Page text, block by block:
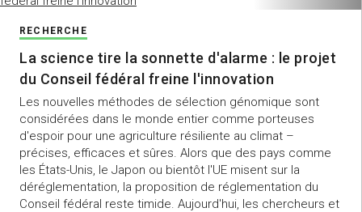
RECHERCHE
La science tire la sonnette d'alarme : le projet
du Conseil fédéral freine l'innovation
Les nouvelles méthodes de sélection génomique sont
considérées dans le monde entier comme porteuses
d'espoir pour une agriculture résiliente au climat –
précises, efficaces et sûres. Alors que des pays comme
les États-Unis, le Japon ou bientôt l'UE misent sur la
déréglementation, la proposition de réglementation du
Conseil fédéral reste timide. Aujourd'hui, les chercheurs et